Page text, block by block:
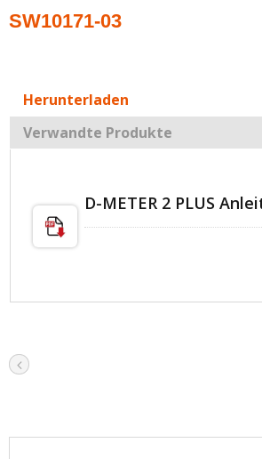
SW10171-03
Herunterladen
Verwandte Produkte
D-METER 2 PLUS